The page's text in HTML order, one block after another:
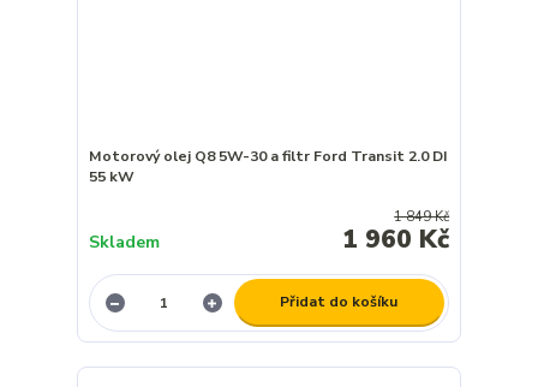
Motorový olej Q8 5W-30 a filtr Ford Transit 2.0 DI
55 kW
1 849 Kč
1 960 Kč
Skladem
Přidat do košíku